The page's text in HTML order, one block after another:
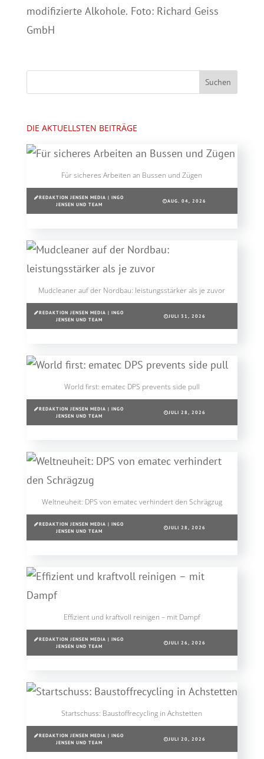
modifizierte Alkohole. Foto: Richard Geiss
GmbH
DIE AKTUELLSTEN BEITRÄGE
Für sicheres Arbeiten an Bussen und Zügen
REDAKTION JENSEN MEDIA | INGO
JENSEN UND TEAM
AUG. 04, 2026
Mudcleaner auf der Nordbau: leistungsstärker als je zuvor
REDAKTION JENSEN MEDIA | INGO
JENSEN UND TEAM
JULI 31, 2026
World first: ematec DPS prevents side pull
REDAKTION JENSEN MEDIA | INGO
JENSEN UND TEAM
JULI 28, 2026
Weltneuheit: DPS von ematec verhindert den Schrägzug
REDAKTION JENSEN MEDIA | INGO
JENSEN UND TEAM
JULI 28, 2026
Effizient und kraftvoll reinigen – mit Dampf
REDAKTION JENSEN MEDIA | INGO
JENSEN UND TEAM
JULI 26, 2026
Startschuss: Baustoffrecycling in Achstetten
REDAKTION JENSEN MEDIA | INGO
JENSEN UND TEAM
JULI 20, 2026